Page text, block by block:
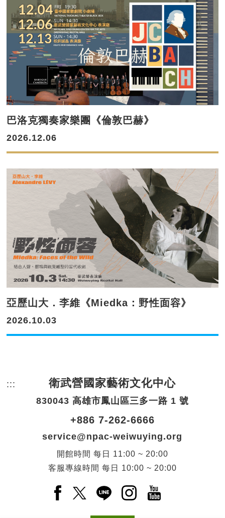
巴洛克獨奏家樂團《倫敦巴赫》
2026.12.06
亞歷山大．李維《Miedka：野性面容》
2026.10.03
::: 頁尾網站資訊。
衛武營國家藝術文化中心
830043 高雄市鳳山區三多一路 1 號
+886 7-262-6666
service@npac-weiwuying.org
開館時間 每日
11:00 ~ 20:00
客服專線時間 每日 10:00 ~ 20:00
Facebook(另開新視窗)
X(另開新視窗)
LINE(另開新視窗)
Instagram(另開新視
YouTube(另開